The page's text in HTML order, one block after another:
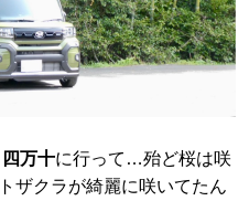
万十に行って…殆ど桜は咲
ザクラが綺麗に咲いてたん